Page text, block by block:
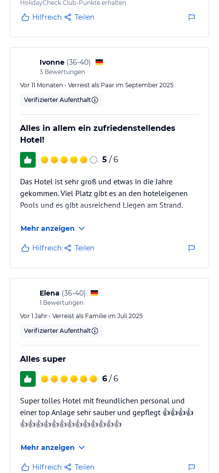
HolidayCheck Club-Punkte erhalten
Hilfreich Teilen
Ivonne (36-40)
3 Bewertungen
Vor 11 Monaten • Verreist als Paar im September 2025
Verifizierter Aufenthalt
Alles in allem ein zufriedenstellendes
Hotel!
5 / 6
Das Hotel ist sehr groß und etwas in die Jahre
gekommen. Viel Platz gibt es an den hoteleigenen
Pools und es gibt ausreichend Liegen am Strand.
Mehr anzeigen
Hilfreich Teilen
Elena (36-40)
1 Bewertungen
Vor 1 Jahr • Verreist als Familie im Juli 2025
Verifizierter Aufenthalt
Alles super
6 / 6
Super tolles Hotel mit freundlichen personal und
einer top Anlage sehr sauber und gepflegt 👍👍👍👍
👍👍👍👍👍👍👍👍👍👍👍👍👍
Mehr anzeigen
Hilfreich Teilen